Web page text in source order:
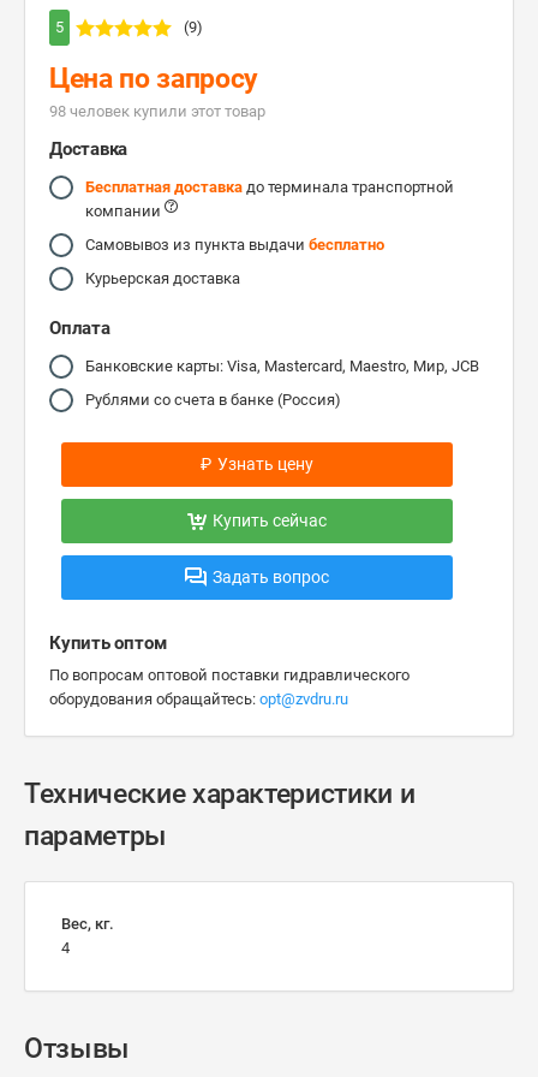
5 (9)
Цена по запросу
98 человек купили этот товар
Доставка
Бесплатная доставка до терминала транспортной
компании
Самовывоз из пункта выдачи бесплатно
Курьерская доставка
Оплата
Банковские карты: Visa, Mastercard, Maestro, Мир, JCB
Рублями со счета в банке (Россия)
₽ Узнать цену
Купить сейчас
Задать вопрос
Купить оптом
По вопросам оптовой поставки гидравлического
оборудования обращайтесь: opt@zvdru.ru
Технические характеристики и
параметры
Вес, кг.
4
Отзывы